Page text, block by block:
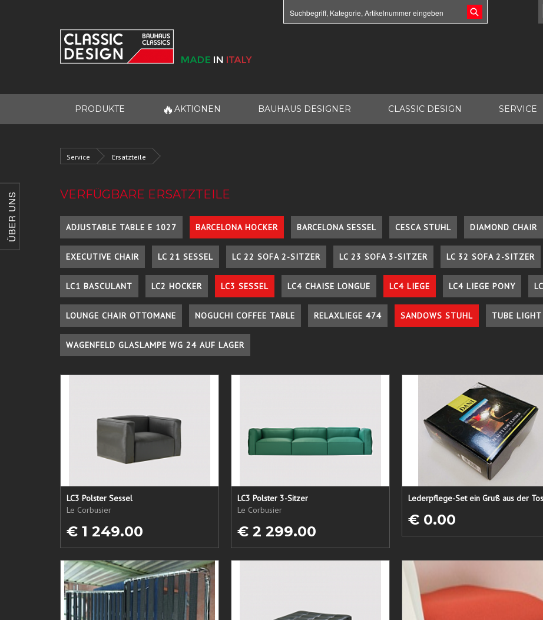
ÜBER UNS
PRODUKTE 🔥 AKTIONEN BAUHAUS DESIGNER CLASSIC DESIGN SERVICE
Service Ersatzteile
VERFÜGBARE ERSATZTEILE
ADJUSTABLE TABLE E 1027 BARCELONA HOCKER BARCELONA SESSEL CESCA STUHL DIAMOND CHAIR
EXECUTIVE CHAIR LC 21 SESSEL LC 22 SOFA 2-SITZER LC 23 SOFA 3-SITZER LC 32 SOFA 2-SITZER
LC1 BASCULANT LC2 HOCKER LC3 SESSEL LC4 CHAISE LONGUE LC4 LIEGE LC4 LIEGE PONY
LOUNGE CHAIR OTTOMANE NOGUCHI COFFEE TABLE RELAXLIEGE 474 SANDOWS STUHL TUBE LIGHT
WAGENFELD GLASLAMPE WG 24 AUF LAGER
LC3 Polster Sessel
Le Corbusier
€ 1 249.00
LC3 Polster 3-Sitzer
Le Corbusier
€ 2 299.00
€ 0.00